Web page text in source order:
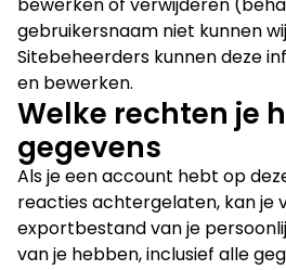
bewerken of verwijderen
gebruikersnaam niet kunnen
Sitebeheerders kunnen deze
en bewerken.
Welke rechten je
gegevens
Als je een account hebt op
reacties achtergelaten, kan je
exportbestand van je
van je hebben, inclusief alle